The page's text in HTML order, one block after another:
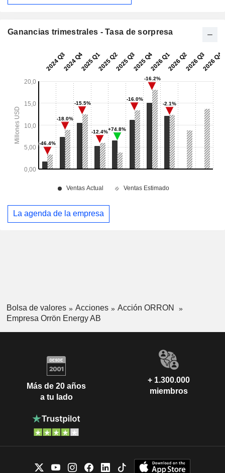
Ganancias trimestrales - Tasa de sorpresa
La agenda de la empresa
Bolsa de valores Acciones
Acción ORRON
Empresa Orrön Energy AB
Más de 20 años
a tu lado
+ 1.300.000
miembros